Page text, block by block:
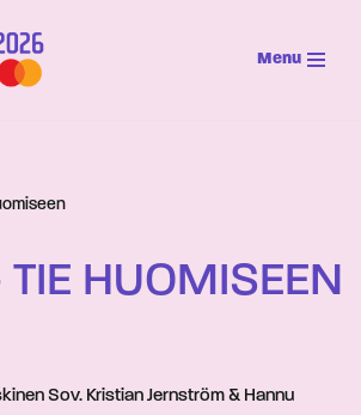
Menu
TIE HUOMISEEN
Sov. Kristian Jernström & Hannu